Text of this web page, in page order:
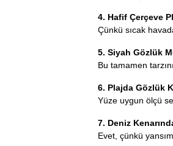
4. Hafif Çerçeve
Çünkü sıcak
5. Siyah Gözlük
Bu tamamen
6. Plajda Gözlük
Yüze uygun ölçü
7. Deniz
Evet, çünkü